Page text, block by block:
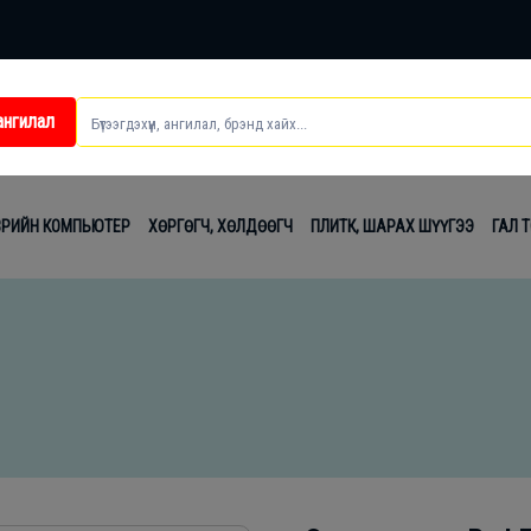
КОМПЬЮТЕР ХӨРГӨГЧ, ХӨЛДӨӨГЧ ПЛИТК, ШАРАХ ШҮҮГЭЭ ГАЛ